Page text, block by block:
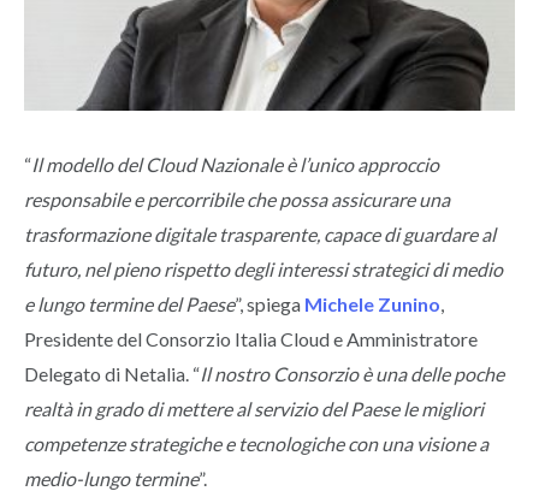
“Il modello del Cloud Nazionale è l’unico approccio
responsabile e percorribile che possa assicurare una
trasformazione digitale trasparente, capace di guardare al
futuro, nel pieno rispetto degli interessi strategici di medio
e lungo termine del Paese”, spiega Michele Zunino
Presidente del Consorzio Italia Cloud e Amministratore
Delegato di Netalia. “Il nostro Consorzio è una delle poche
realtà in grado di mettere al servizio del Paese le migliori
competenze strategiche e tecnologiche con una visione a
medio-lungo termine”.